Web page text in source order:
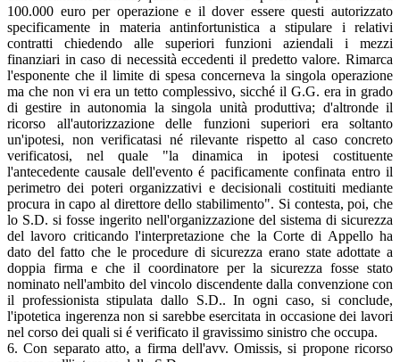
100.000 euro per operazione e il dover essere questi autorizzato
specificamente in materia antinfortunistica a stipulare i relativi
contratti chiedendo alle superiori funzioni aziendali i mezzi
finanziari in caso di necessità eccedenti il predetto valore. Rimarca
l'esponente che il limite di spesa concerneva la singola operazione
ma che non vi era un tetto complessivo, sicché il G.G. era in grado
di gestire in autonomia la singola unità produttiva; d'altronde il
ricorso all'autorizzazione delle funzioni superiori era soltanto
un'ipotesi, non verificatasi né rilevante rispetto al caso concreto
verificatosi, nel quale "la dinamica in ipotesi costituente
l'antecedente causale dell'evento é pacificamente confinata entro il
perimetro dei poteri organizzativi e decisionali costituiti mediante
procura in capo al direttore dello stabilimento". Si contesta, poi, che
lo S.D. si fosse ingerito nell'organizzazione del sistema di sicurezza
del lavoro criticando l'interpretazione che la Corte di Appello ha
dato del fatto che le procedure di sicurezza erano state adottate a
doppia firma e che il coordinatore per la sicurezza fosse stato
nominato nell'ambito del vincolo discendente dalla convenzione con
il professionista stipulata dallo S.D.. In ogni caso, si conclude,
l'ipotetica ingerenza non si sarebbe esercitata in occasione dei lavori
nel corso dei quali si é verificato il gravissimo sinistro che occupa.
6. Con separato atto, a firma dell'avv. Omissis, si propone ricorso